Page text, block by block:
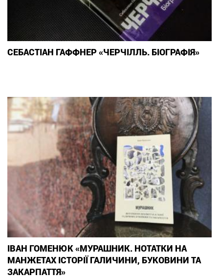
СЕБАСТІАН ГАФФНЕР «ЧЕРЧІЛЛЬ. БІОГРАФІЯ»
ІВАН ГОМЕНЮК «МУРАШНИК. НОТАТКИ НА
МАНЖЕТАХ ІСТОРІЇ ГАЛИЧИНИ, БУКОВИНИ ТА
ЗАКАРПАТТЯ»